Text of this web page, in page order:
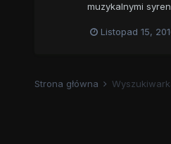
muzykalnymi
Listopad 15,
Strona główna